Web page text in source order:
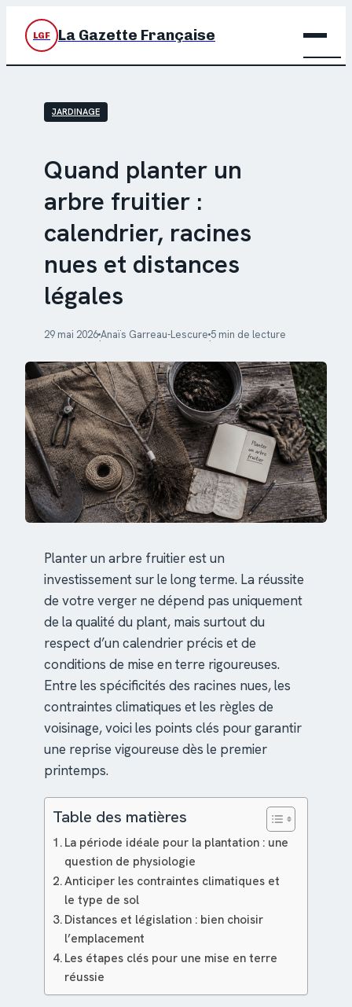
LGF La Gazette Française
JARDINAGE
Quand planter un
arbre fruitier :
calendrier, racines
nues et distances
légales
29 mai 2026·Anaïs Garreau-Lescure·5 min de lecture
Planter un arbre fruitier est un
investissement sur le long terme. La réussite
de votre verger ne dépend pas uniquement
de la qualité du plant, mais surtout du
respect d’un calendrier précis et de
conditions de mise en terre rigoureuses.
Entre les spécificités des racines nues, les
contraintes climatiques et les règles de
voisinage, voici les points clés pour garantir
une reprise vigoureuse dès le premier
printemps.
Table des matières
La période idéale pour la plantation : une
question de physiologie
Anticiper les contraintes climatiques et
le type de sol
Distances et législation : bien choisir
l’emplacement
Les étapes clés pour une mise en terre
réussie